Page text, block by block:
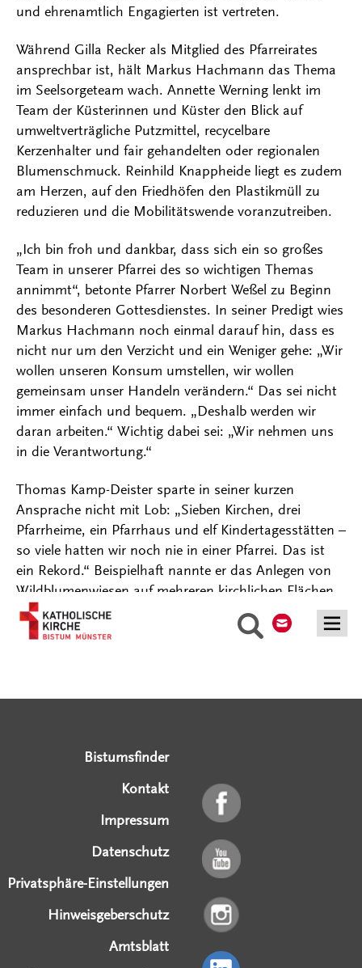
Suche
und ehrenamtlich Engagierten ist vertreten.
Während Gilla Recker als Mitglied des Pfarreirates
ansprechbar ist, hält Markus Hachmann das Thema
im Seelsorgeteam wach. Annette Werning lenkt im
Team der Küsterinnen und Küster den Blick auf
umweltverträgliche Putzmittel, recycelbare
Kerzenhalter und fair gehandelten oder regionalen
Blumenschmuck. Reinhild Knappheide liegt es zudem
am Herzen, auf den Friedhöfen den Plastikmüll zu
reduzieren und die Mobilitätswende voranzutreiben.
„Ich bin froh und dankbar, dass sich ein so großes
Team in unserer Pfarrei des so wichtigen Themas
annimmt“, betonte Pfarrer Norbert Weßel zu Beginn
des besonderen Gottesdienstes. In seiner Predigt wies
Markus Hachmann noch einmal darauf hin, dass es
nicht nur um den Verzicht und ein Weniger gehe: „Wir
wollen unseren Konsum umstellen, wir wollen
gemeinsam unser Handeln verändern.“ Das sei nicht
immer einfach und bequem. „Deshalb werden wir
daran arbeiten.“ Wichtig dabei sei: „Wir nehmen uns
in die Verantwortung.“
Thomas Kamp-Deister sparte in seiner kurzen
Ansprache nicht mit Lob: „Sieben Kirchen, drei
Pfarrheime, ein Pfarrhaus und elf Kindertagesstätten –
so viele hatten wir noch nie in einer Pfarrei. Das ist
ein Rekord.“ Beispielhaft nannte er das Anlegen von
Wildblumenwiesen auf mehreren kirchlichen Flächen.
Bistumsfinder
Kontakt
Impressum
Datenschutz
Privatsphäre-Einstellungen
Hinweisgeberschutz
Amtsblatt